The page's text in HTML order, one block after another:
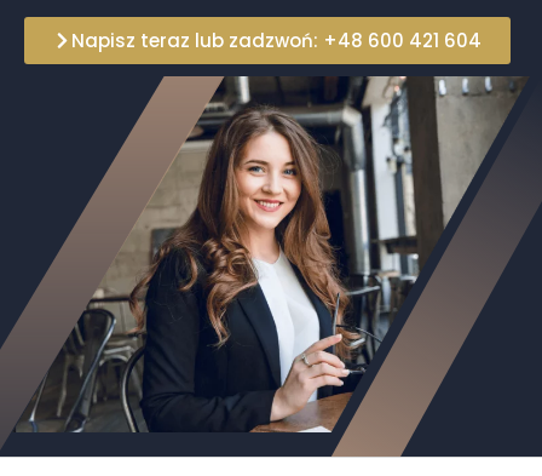
Napisz teraz lub zadzwoń: +48 600 421 604